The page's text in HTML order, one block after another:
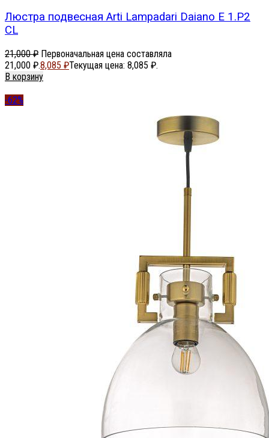
Люстра подвесная Arti Lampadari Daiano E 1.P2
CL
21,000₽ Первоначальная цена составляла
21,000 ₽.8,085 ₽Текущая цена: 8,085 ₽.
В корзину
-62%